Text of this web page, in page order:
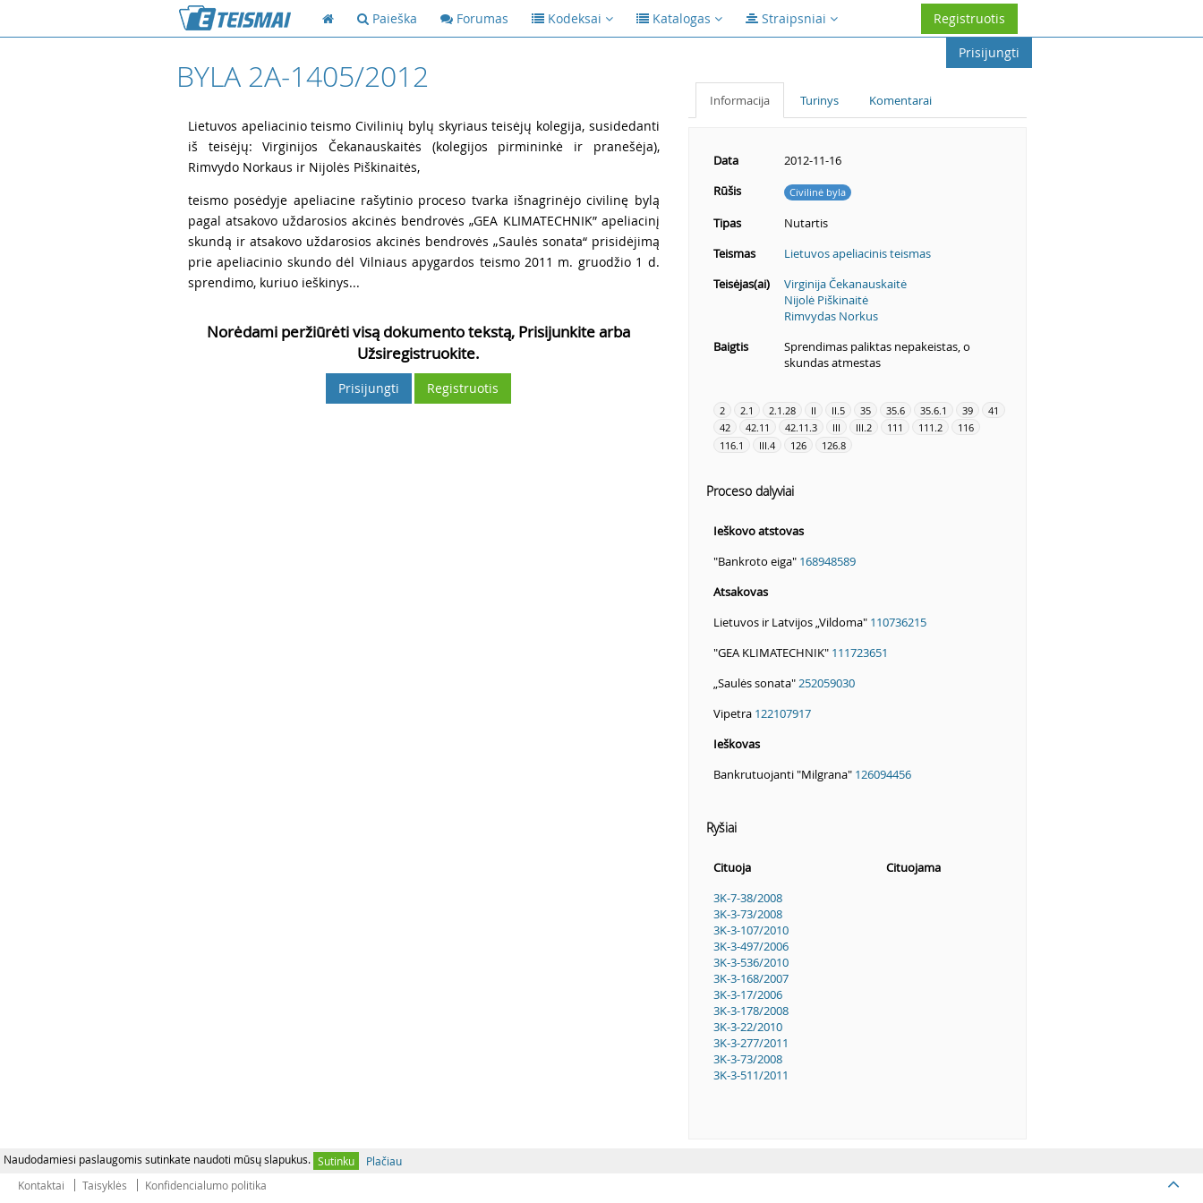
Naudodamiesi paslaugomis sutinkate naudoti mūsų slapukus. Sutinku Plačiau
Paieška Forumas Kodeksai Katalogas Straipsniai
Registruotis
Prisijungti
BYLA 2A-1405/2012
Lietuvos apeliacinio teismo Civilinių bylų skyriaus teisėjų kolegija, susidedanti
iš teisėjų: Virginijos Čekanauskaitės (kolegijos pirmininkė ir pranešėja),
Rimvydo Norkaus ir Nijolės Piškinaitės,
teismo posėdyje apeliacine rašytinio proceso tvarka išnagrinėjo civilinę bylą
pagal atsakovo uždarosios akcinės bendrovės „GEA KLIMATECHNIK” apeliacinį
skundą ir atsakovo uždarosios akcinės bendrovės „Saulės sonata“ prisidėjimą
prie apeliacinio skundo dėl Vilniaus apygardos teismo 2011 m. gruodžio 1 d.
sprendimo, kuriuo ieškinys...
Norėdami peržiūrėti visą dokumento tekstą, Prisijunkite arba
Užsiregistruokite.
Prisijungti Registruotis
Informacija Turinys Komentarai
Data
2012-11-16
Rūšis
Civilinė byla
Tipas
Nutartis
Teismas
Lietuvos apeliacinis teismas
Teisėjas(ai)
Virginija Čekanauskaitė
Nijolė Piškinaitė
Rimvydas Norkus
Baigtis
Sprendimas paliktas nepakeistas, o
skundas atmestas
2 2.1 2.1.28 II II.5 35 35.6 35.6.1 39
41
42
42.11 42.11.3 III III.2 111 111.2
116
116.1
III.4 126 126.8
Proceso dalyviai
Ieškovo atstovas
"Bankroto eiga" 168948589
Atsakovas
Lietuvos ir Latvijos „Vildoma" 110736215
"GEA KLIMATECHNIK" 111723651
„Saulės sonata" 252059030
Vipetra 122107917
Ieškovas
Bankrutuojanti "Milgrana" 126094456
Ryšiai
Cituoja
Cituojama
3K-7-38/2008
3K-3-73/2008
3K-3-107/2010
3K-3-497/2006
3K-3-536/2010
3K-3-168/2007
3K-3-17/2006
3K-3-178/2008
3K-3-22/2010
3K-3-277/2011
3K-3-73/2008
3K-3-511/2011
Kontaktai Taisyklės Konfidencialumo politika